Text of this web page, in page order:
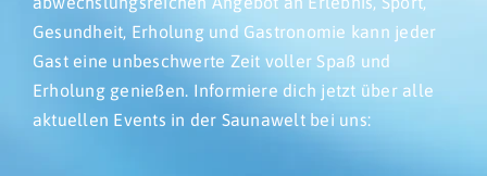
Gesundheit, Erholung und Gastronomie kann jeder
Gast eine unbeschwerte Zeit voller Spaß und
Erholung genießen. Informiere dich jetzt über alle
aktuellen Events in der Saunawelt bei uns: